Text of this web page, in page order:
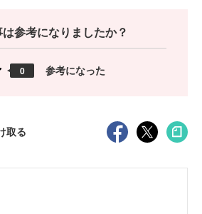
参考になりましたか？
0 参考になった
取る